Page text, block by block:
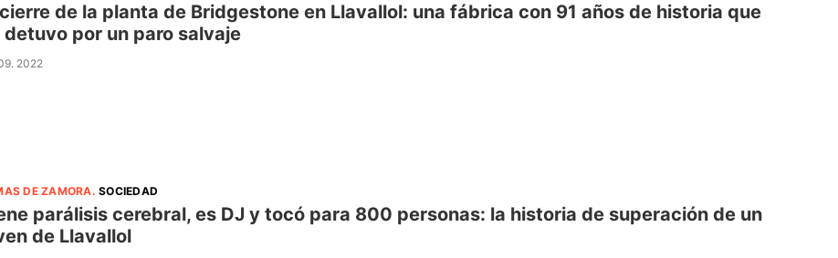
de la planta de Bridgestone en Llavallol: una fábrica con 91 años de historia que
detuvo por un paro salvaje
2022
DE ZAMORA.SOCIEDAD
parálisis cerebral, es DJ y tocó para 800 personas: la historia de superación de un
de Llavallol